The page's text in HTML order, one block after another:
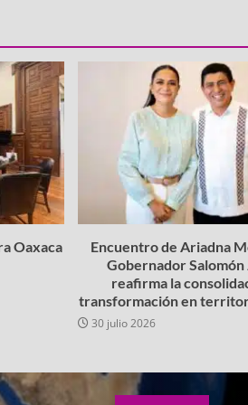
Oaxaca
Encuentro de Ariadna
Gobernador Salomón
reafirma la
transformación en
30 julio 2026